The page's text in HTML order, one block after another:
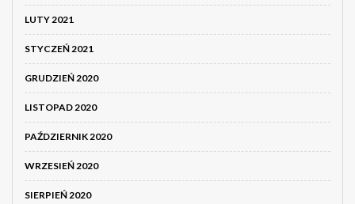
LUTY 2021
STYCZEŃ 2021
GRUDZIEŃ 2020
LISTOPAD 2020
PAŹDZIERNIK 2020
WRZESIEŃ 2020
SIERPIEŃ 2020